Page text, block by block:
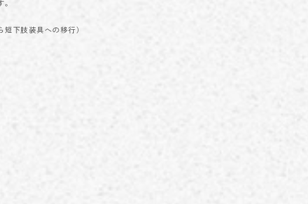
下肢装具への移行）